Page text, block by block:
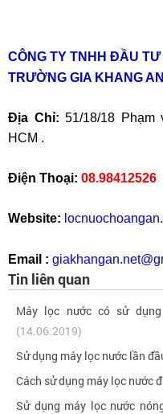
CÔNG TY TNHH ĐẦU TƯ
TRƯỜNG GIA KHANG AN
Địa Chỉ: 51/18/18 Phạm
HCM .
Điện Thoại: 08.98412526
Website:
Email :
Tin liên quan
Máy lọc nước có sử
(14.06.2019)
Sử dụng máy lọc nước lần
Cách sử dụng máy lọc nước
Sử dụng máy lọc nước